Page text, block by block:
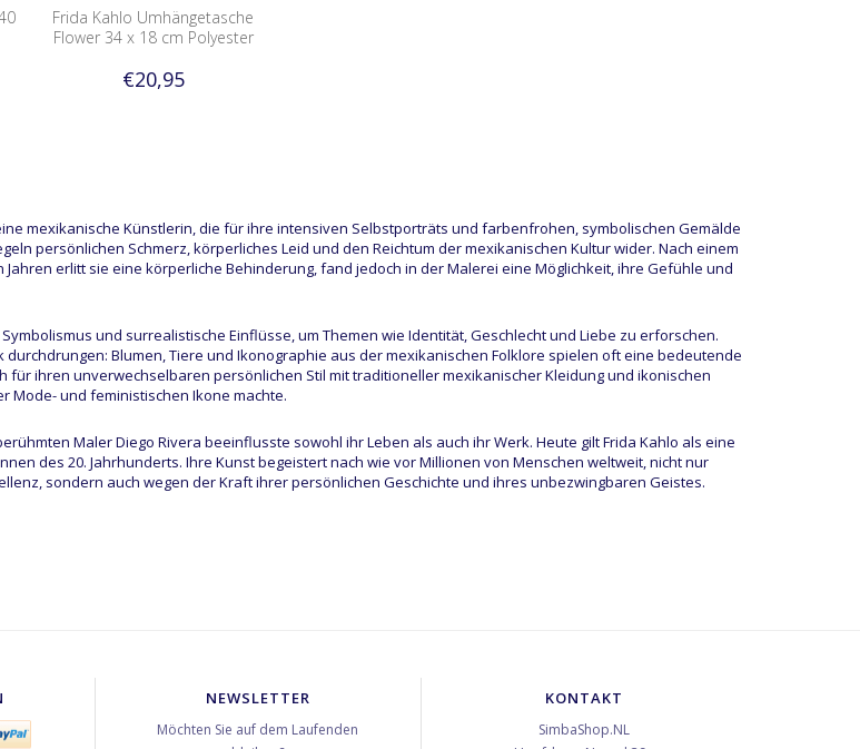
Frida Kahlo Umhängetasche
Flower 34 x 18 cm Polyester
€20,95
mexikanische Künstlerin, die für ihre intensiven Selbstporträts und farbenfrohen, symbolischen Gemälde
persönlichen Schmerz, körperliches Leid und den Reichtum der mexikanischen Kultur wider. Nach einem
erlitt sie eine körperliche Behinderung, fand jedoch in der Malerei eine Möglichkeit, ihre Gefühle und
und surrealistische Einflüsse, um Themen wie Identität, Geschlecht und Liebe zu erforschen.
durchdrungen: Blumen, Tiere und Ikonographie aus der mexikanischen Folklore spielen oft eine bedeutende
für ihren unverwechselbaren persönlichen Stil mit traditioneller mexikanischer Kleidung und ikonischen
Mode- und feministischen Ikone machte.
Maler Diego Rivera beeinflusste sowohl ihr Leben als auch ihr Werk. Heute gilt Frida Kahlo als eine
des 20. Jahrhunderts. Ihre Kunst begeistert nach wie vor Millionen von Menschen weltweit, nicht nur
sondern auch wegen der Kraft ihrer persönlichen Geschichte und ihres unbezwingbaren Geistes.
NEWSLETTER
Möchten Sie auf dem Laufenden
KONTAKT
SimbaShop.NL